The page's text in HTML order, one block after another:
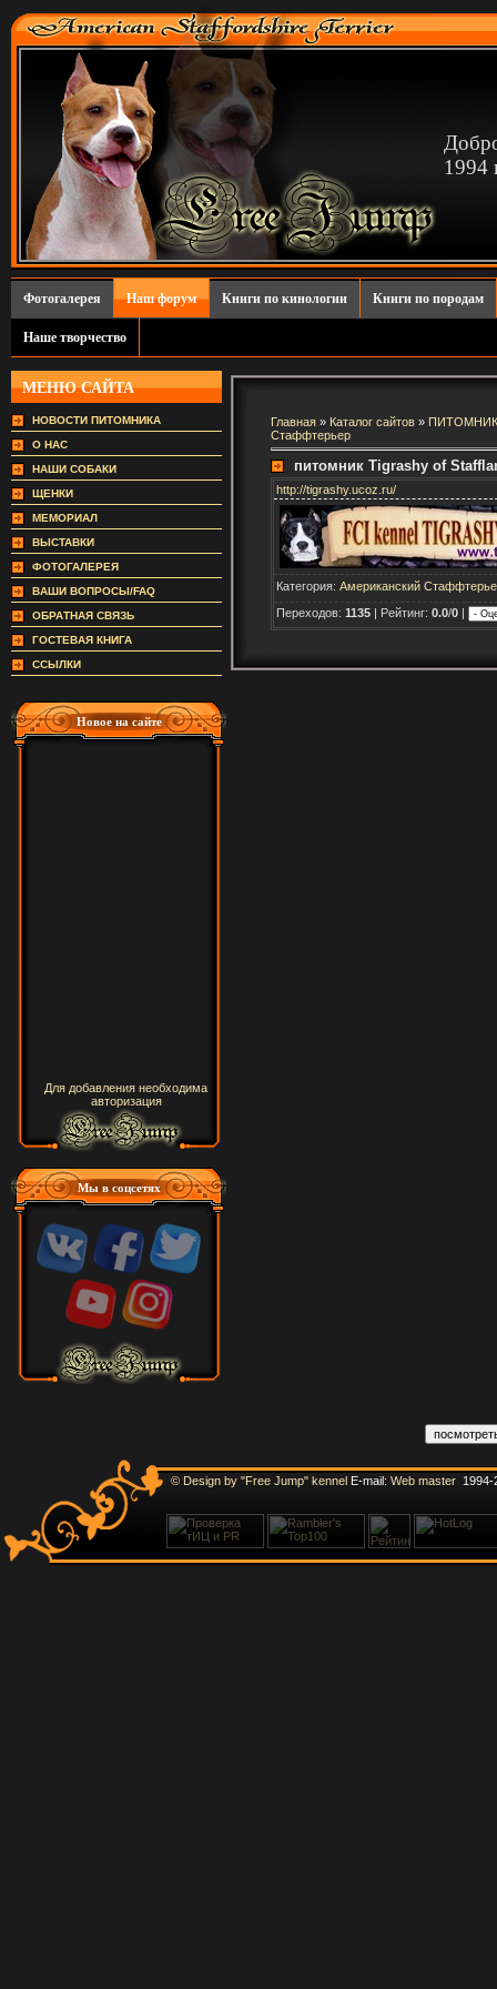
1994
Фотогалерея Наш форум Книги по кинологии Книги по породам
Наше творчество
МЕНЮ САЙТА
НОВОСТИ ПИТОМНИКА
О НАС
НАШИ СОБАКИ
ЩЕНКИ
МЕМОРИАЛ
ВЫСТАВКИ
ФОТОГАЛЕРЕЯ
ВАШИ ВОПРОСЫ/FAQ
ОБРАТНАЯ СВЯЗЬ
ГОСТЕВАЯ КНИГА
ССЫЛКИ
Новое на сайте
Для добавления необходима
авторизация
Мы в соцсетях
Главная » Каталог сайтов »
Стаффтерьер
питомник Tigrashy of
http://tigrashy.ucoz.ru/
Категория: Американский
Переходов: 1135 | Рейтинг: 0.0/0 |
© Design by "Free Jump" kennelE-mail: Web master